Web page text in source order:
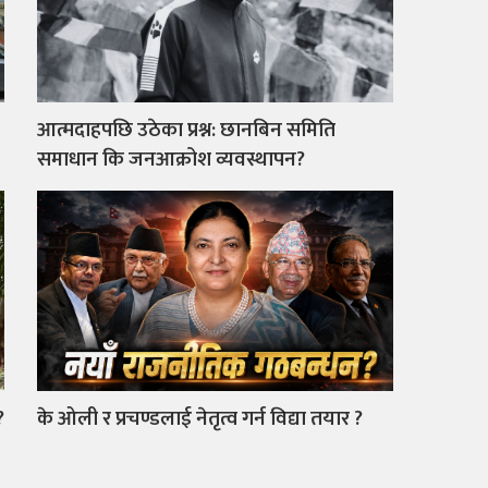
आत्मदाहपछि उठेका प्रश्न: छानबिन समिति
समाधान कि जनआक्रोश व्यवस्थापन?
के ओली र प्रचण्डलाई नेतृत्व गर्न विद्या तयार ?